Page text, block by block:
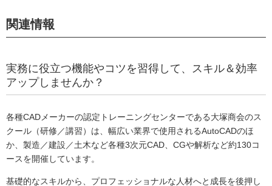
関連情報
実務に役立つ機能やコツを習得して、スキル＆効率
アップしませんか？
各種CADメーカーの認定トレーニングセンターである大塚商会のス
クール（研修／講習）は、幅広い業界で使用されるAutoCADのほ
か、製造／建設／土木など各種3次元CAD、CGや解析など約130コ
ースを開催しています。
基礎的なスキルから、プロフェッショナルな人材へと成長を後押し